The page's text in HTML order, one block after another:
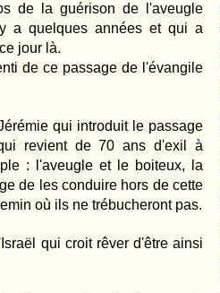
de la guérison de l'aveugle
a quelques années et qui a
jour là.
de ce passage de l'évangile
qui introduit le passage
revient de 70 ans d'exil à
: l'aveugle et le boiteux, la
de les conduire hors de cette
où ils ne trébucheront pas.
qui croit rêver d'être ainsi